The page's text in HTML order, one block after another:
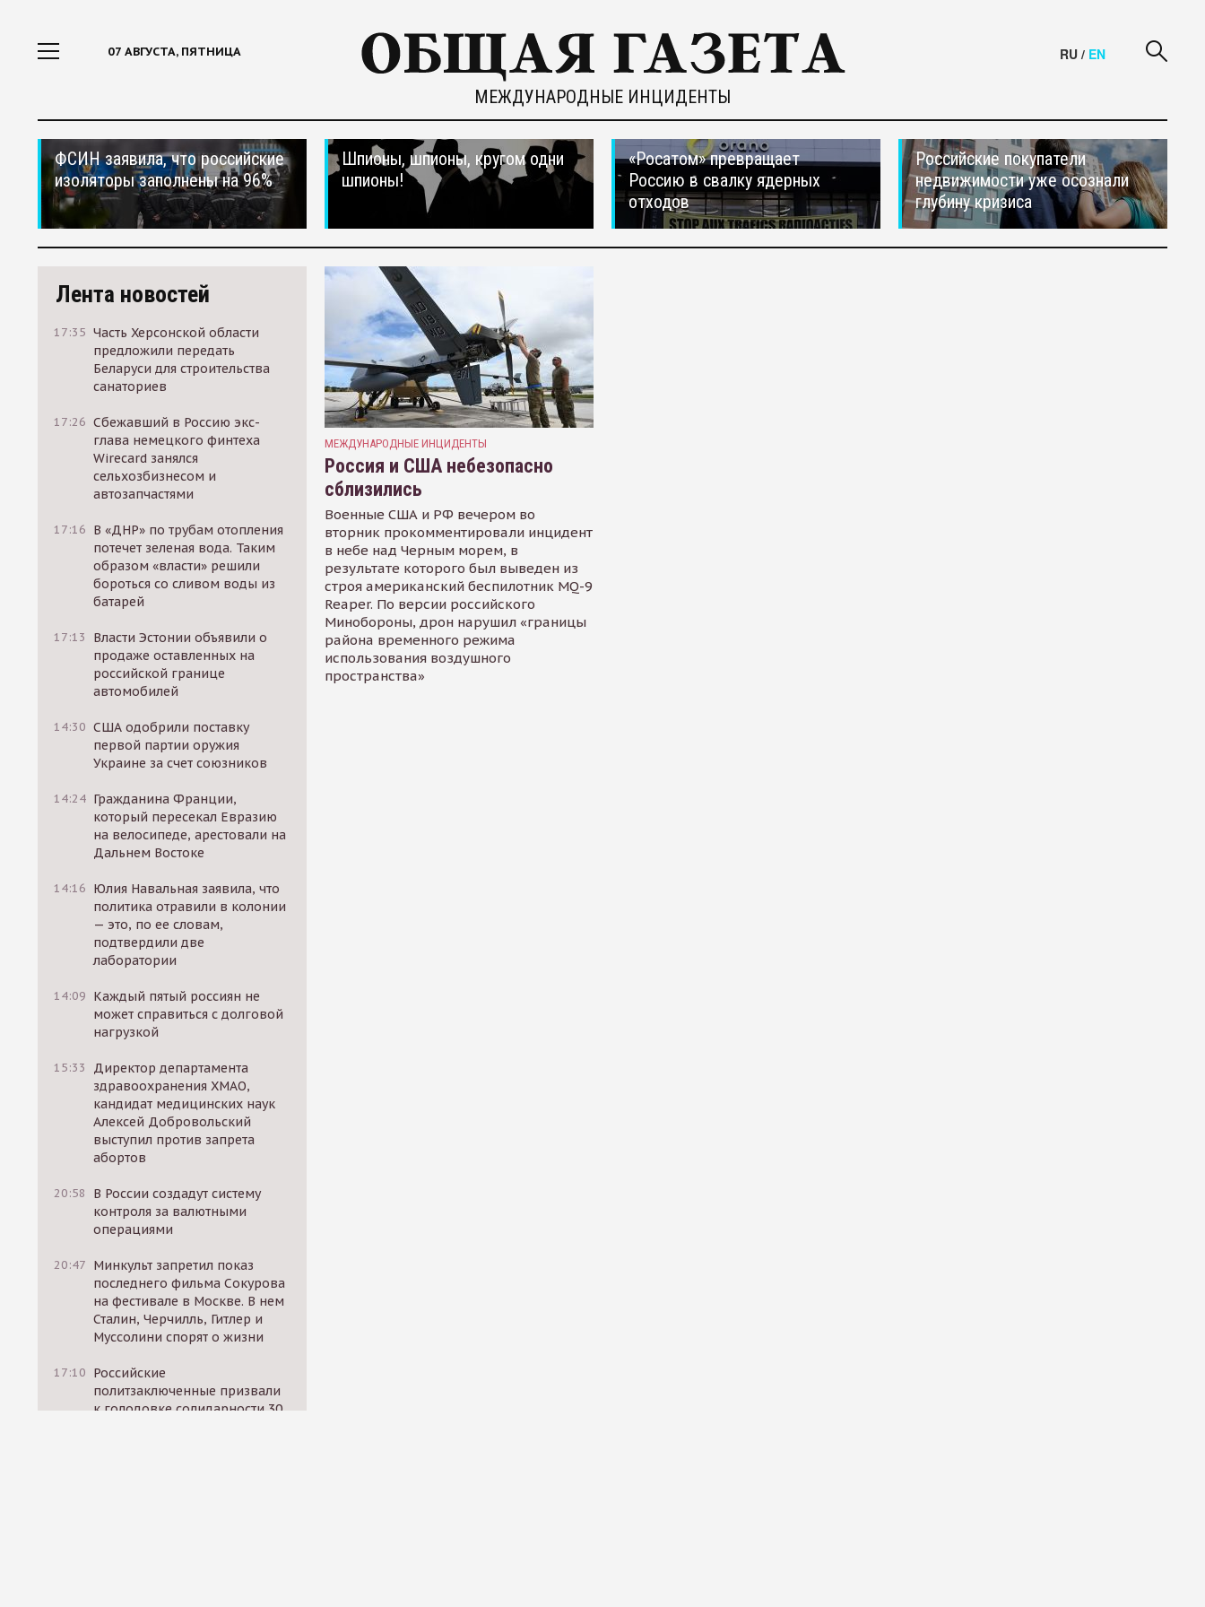
07 АВГУСТА, ПЯТНИЦА
МЕЖДУНАРОДНЫЕ ИНЦИДЕНТЫ
RU / EN
ФСИН заявила, что российские
изоляторы заполнены на 96%
Шпионы, шпионы, кругом одни
шпионы!
«Росатом» превращает
Россию в свалку ядерных
отходов
Российские покупатели
недвижимости уже осознали
глубину кризиса
Лента новостей
17:35 Часть Херсонской области
предложили передать
Беларуси для строительства
санаториев
17:26 Сбежавший в Россию экс-
глава немецкого финтеха
Wirecard занялся
сельхозбизнесом и
автозапчастями
17:16 В «ДНР» по трубам отопления
потечет зеленая вода. Таким
образом «власти» решили
бороться со сливом воды из
батарей
17:13
Власти Эстонии объявили о
продаже оставленных на
российской границе
автомобилей
14:30 США одобрили поставку
первой партии оружия
Украине за счет союзников
14:24 Гражданина Франции,
который пересекал Евразию
на велосипеде, арестовали на
Дальнем Востоке
14:16 Юлия Навальная заявила, что
политика отравили в колонии
— это, по ее словам,
подтвердили две
лаборатории
14:09 Каждый пятый россиян не
может справиться с долговой
нагрузкой
15:33
Директор департамента
здравоохранения ХМАО,
кандидат медицинских наук
Алексей Добровольский
выступил против запрета
абортов
20:58
В России создадут систему
контроля за валютными
операциями
20:47 Минкульт запретил показ
последнего фильма Сокурова
на фестивале в Москве. В нем
Сталин, Черчилль, Гитлер и
Муссолини спорят о жизни
17:10 Российские
политзаключенные призвали
к голодовке солидарности 30
МЕЖДУНАРОДНЫЕ ИНЦИДЕНТЫ
Россия и США небезопасно
сблизились
Военные США и РФ вечером во
вторник прокомментировали инцидент
в небе над Черным морем, в
результате которого был выведен из
строя американский беспилотник MQ-9
Reaper. По версии российского
Минобороны, дрон нарушил «границы
района временного режима
использования воздушного
пространства»